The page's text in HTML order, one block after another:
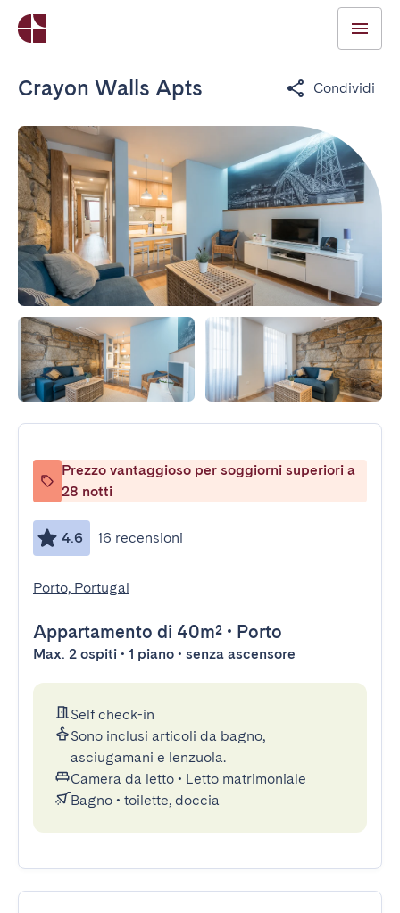
Crayon Walls Apts Condividi
Prezzo vantaggioso per soggiorni superiori a
28 notti
4.6 16 recensioni
Porto, Portugal
Appartamento di 40m² • Porto
Max. 2 ospiti • 1 piano • senza ascensore
Self check-in
Sono inclusi articoli da bagno,
asciugamani e lenzuola.
Camera da letto • Letto matrimoniale
Bagno • toilette, doccia